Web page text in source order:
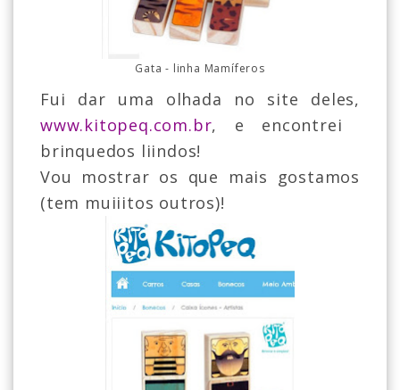
Gata - linha Mamíferos
Fui dar uma olhada no site deles,
www.kitopeq.com.br, e encontrei
brinquedos liindos!
Vou mostrar os que mais gostamos
(tem muiiitos outros)!